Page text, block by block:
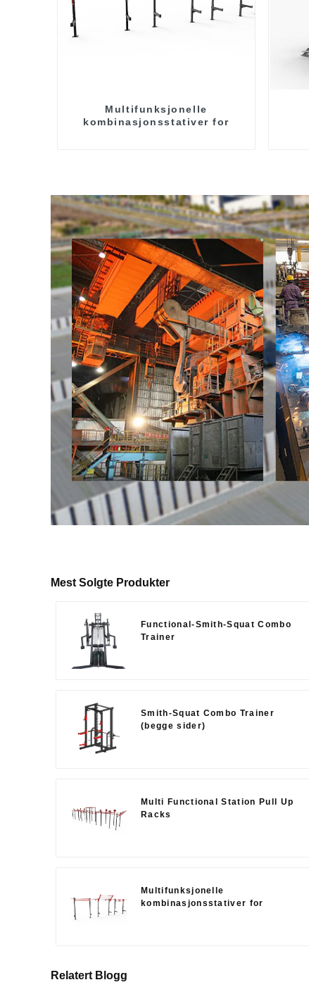
Multifunksjonelle
kombinasjonsstativer for
Mest Solgte Produkter
Functional-Smith-Squat Combo
Trainer
Smith-Squat Combo Trainer
(begge sider)
Multi Functional Station Pull Up
Racks
Multifunksjonelle
kombinasjonsstativer for
Relatert Blogg